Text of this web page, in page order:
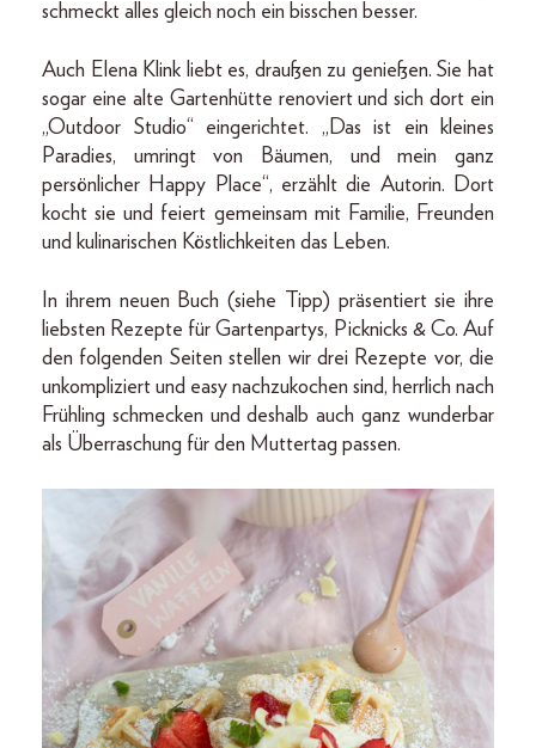
schmeckt alles gleich noch ein bisschen besser.
Auch Elena Klink liebt es, draußen zu genießen. Sie hat
sogar eine alte Gartenhütte renoviert und sich dort ein
„Outdoor Studio“ eingerichtet. „Das ist ein kleines
Paradies, umringt von Bäumen, und mein ganz
persönlicher Happy Place“, erzählt die Autorin. Dort
kocht sie und feiert gemeinsam mit Familie, Freunden
und kulinarischen Köstlichkeiten das Leben.
In ihrem neuen Buch (siehe Tipp) präsentiert sie ihre
liebsten Rezepte für Gartenpartys, Picknicks & Co. Auf
den folgenden Seiten stellen wir drei Rezepte vor, die
unkompliziert und easy nachzukochen sind, herrlich nach
Frühling schmecken und deshalb auch ganz wunderbar
als Überraschung für den Muttertag passen.